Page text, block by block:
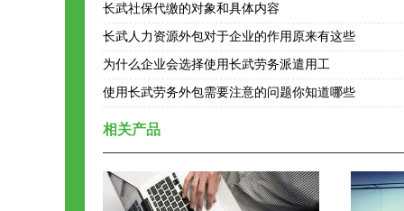
长武社保代缴的对象和具体内容
长武人力资源外包对于企业的作用原来有这些
为什么企业会选择使用长武劳务派遣用工
使用长武劳务外包需要注意的问题你知道哪些
相关产品